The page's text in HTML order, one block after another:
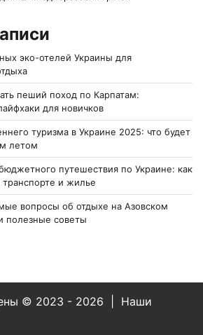
эко-отелей Украины для
пеший поход по Карпатам:
для новичков
туризма в Украине 2025: что будет
летом
путешествия по Украине: как
транспорте и жилье
вопросы об отдыхе на Азовском
полезные советы
© 2023 - 2026 | Наши